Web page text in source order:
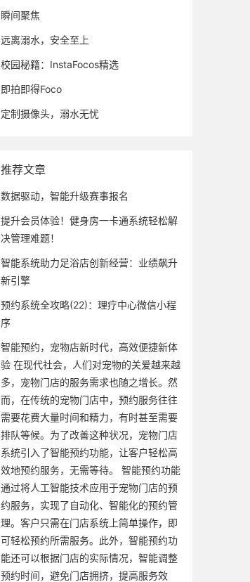
瞬间聚焦
远离溺水，安全至上
校园秘籍：InstaFocos精选
即拍即得Foco
定制摄像头，溺水无忧
推荐文章
数据驱动，智能升级赛事报名
提升会员体验！健身房一卡通系统轻松解
决管理难题！
智能系统助力足浴店创新经营：业绩飙升
新引擎
预约系统全攻略(22)：理疗中心微信小程
序
智能预约，宠物店新时代，高效便捷新体
验 在现代社会，人们对宠物的关爱越来越
多，宠物门店的服务需求也随之增长。然
而，在传统的宠物门店中，预约服务往往
需要花费大量时间和精力，有时甚至需要
排队等候。为了改善这种状况，宠物门店
系统引入了智能预约功能，让客户轻松高
效地预约服务，无需等待。 智能预约功能
通过将人工智能技术应用于宠物门店的预
约服务，实现了自动化、智能化的预约管
理。客户只需在门店系统上简单操作，即
可轻松预约所需服务。此外，智能预约功
能还可以根据门店的实际情况，智能调整
预约时间，避免门店拥挤，提高服务效